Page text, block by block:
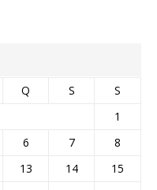
Q S
S
1
6 7
8
13 14
15